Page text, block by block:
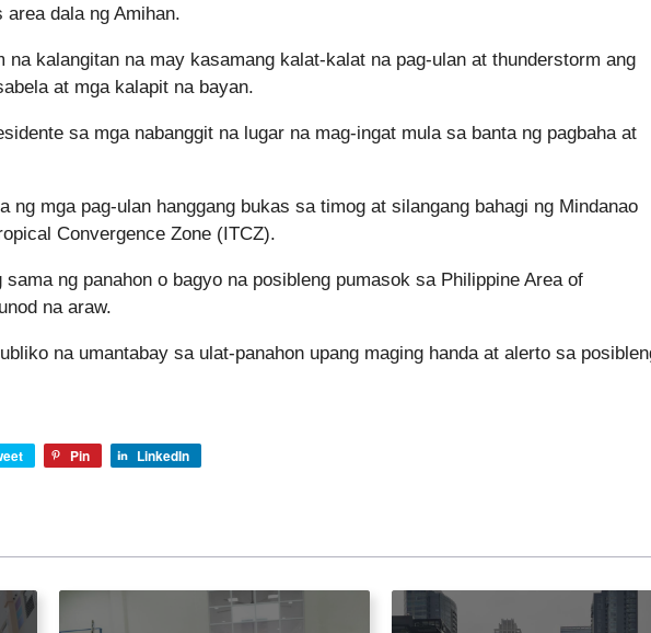
area dala ng Amihan.
na kalangitan na may kasamang kalat-kalat na pag-ulan at thunderstorm ang
at mga kalapit na bayan.
sa mga nabanggit na lugar na mag-ingat mula sa banta ng pagbaha at
ng mga pag-ulan hanggang bukas sa timog at silangang bahagi ng Mindanao
Convergence Zone (ITCZ).
ng panahon o bagyo na posibleng pumasok sa Philippine Area of
na araw.
na umantabay sa ulat-panahon upang maging handa at alerto sa
Pin LinkedIn